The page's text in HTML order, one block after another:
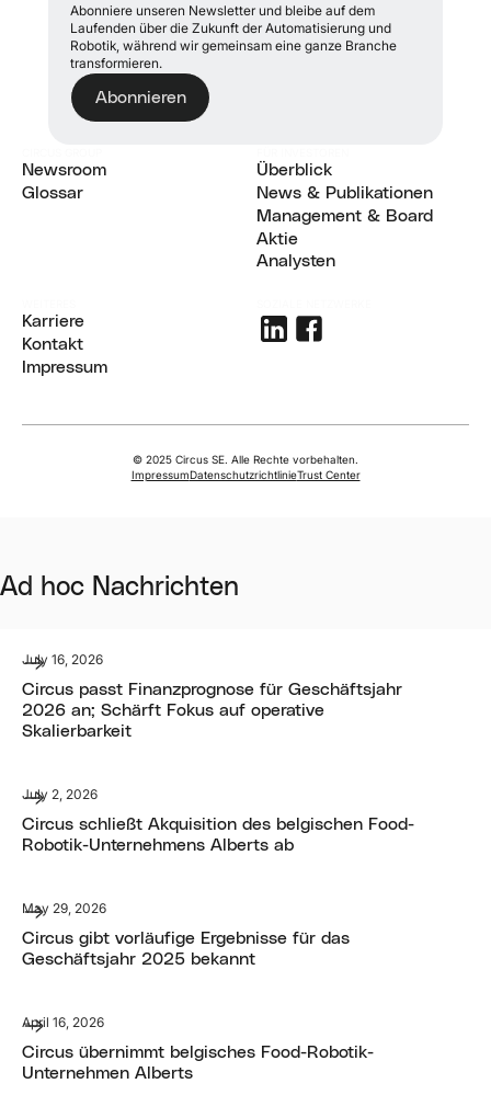
Abonniere unseren Newsletter und bleibe auf dem
Laufenden über die Zukunft der Automatisierung und
Robotik, während wir gemeinsam eine ganze Branche
transformieren.
Abonnieren
Newsroom
Aktuelle Nachrichten
Glossar
Überblick
Überblick
News & Publikationen
News & Publikationen
Management & Board
Management and Board
Aktie
Aktie
Analysten
Karriere
Karriere
Kontakt
Kontakt
Impressum
© 2025 Circus SE. Alle Rechte vorbehalten.
ImpressumDatenschutzrichtlinieTrust Center
Ad hoc Nachrichten
July 16, 2026
Circus passt Finanzprognose für Geschäftsjahr
2026 an; Schärft Fokus auf operative
Skalierbarkeit
July 2, 2026
Circus schließt Akquisition des belgischen Food-
Robotik-Unternehmens Alberts ab
May 29, 2026
Circus gibt vorläufige Ergebnisse für das
Geschäftsjahr 2025 bekannt
April 16, 2026
Circus übernimmt belgisches Food-Robotik-
Unternehmen Alberts